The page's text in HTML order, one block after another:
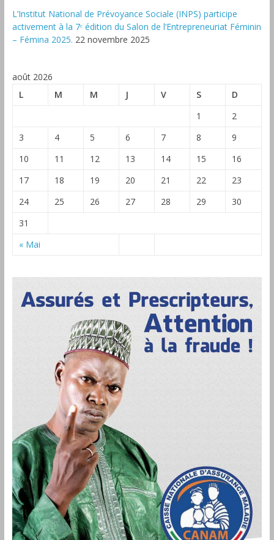
L’Institut National de Prévoyance Sociale (INPS) participe
activement à la 7ᵉ édition du Salon de l’Entrepreneuriat Féminin
– Fémina 2025. 22 novembre 2025
août 2026
L
M M J V S D
« Mai
1
2
3
4 5 6 7 8
9
10
11 12 13 14 15
16
17
18 19 20 21 22
23
24
25 26 27 28 29
30
31